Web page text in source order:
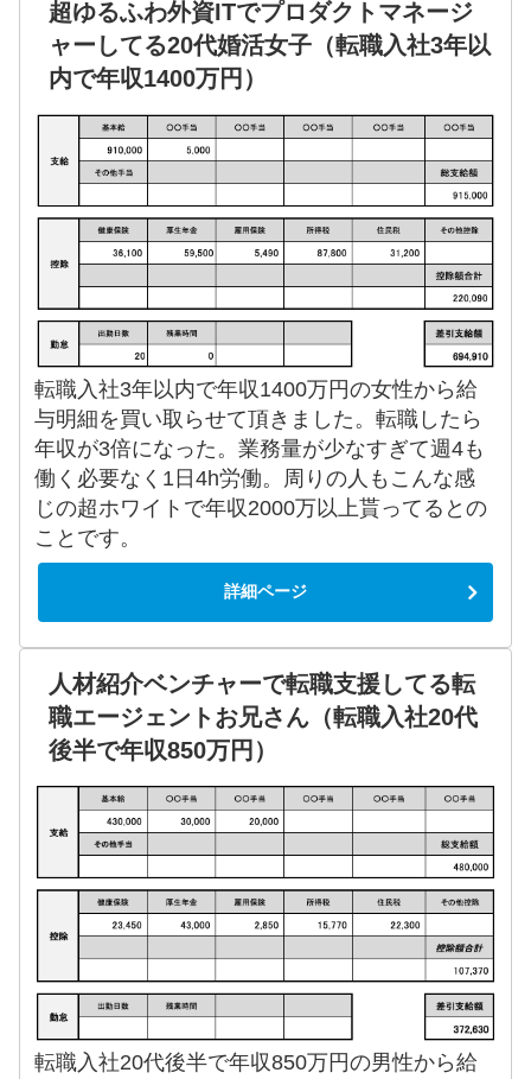
超ゆるふわ外資ITでプロダクトマネージ
ャーしてる20代婚活女子（転職入社3年以
内で年収1400万円）
転職入社3年以内で年収1400万円の女性から給
与明細を買い取らせて頂きました。転職したら
年収が3倍になった。業務量が少なすぎて週4も
働く必要なく1日4h労働。周りの人もこんな感
じの超ホワイトで年収2000万以上貰ってるとの
ことです。
詳細ページ
人材紹介ベンチャーで転職支援してる転
職エージェントお兄さん（転職入社20代
後半で年収850万円）
転職入社20代後半で年収850万円の男性から給